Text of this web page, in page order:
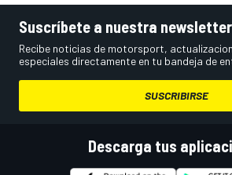
Suscríbete a nuestra newsletter
Recibe noticias de motorsport,
especiales directamente en tu bandeja de
SUSCRIBIRSE
Descarga tus